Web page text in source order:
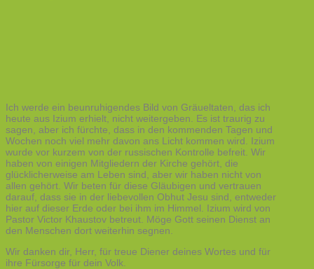
Ich werde ein beunruhigendes Bild von Gräueltaten, das ich
heute aus Izium erhielt, nicht weitergeben. Es ist traurig zu
sagen, aber ich fürchte, dass in den kommenden Tagen und
Wochen noch viel mehr davon ans Licht kommen wird. Izium
wurde vor kurzem von der russischen Kontrolle befreit. Wir
haben von einigen Mitgliedern der Kirche gehört, die
glücklicherweise am Leben sind, aber wir haben nicht von
allen gehört. Wir beten für diese Gläubigen und vertrauen
darauf, dass sie in der liebevollen Obhut Jesu sind, entweder
hier auf dieser Erde oder bei ihm im Himmel. Izium wird von
Pastor Victor Khaustov betreut. Möge Gott seinen Dienst an
den Menschen dort weiterhin segnen.
Wir danken dir, Herr, für treue Diener deines Wortes und für
ihre Fürsorge für dein Volk.